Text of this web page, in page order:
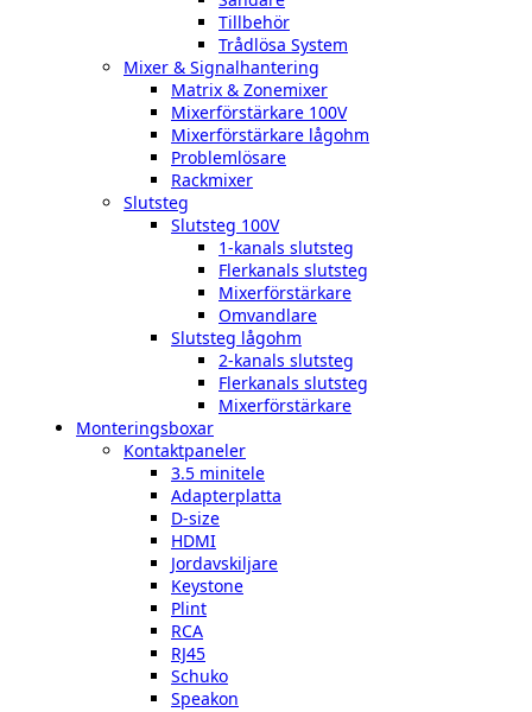
Tillbehör
Trådlösa System
Mixer & Signalhantering
Matrix & Zonemixer
Mixerförstärkare 100V
Mixerförstärkare lågohm
Problemlösare
Rackmixer
Slutsteg
Slutsteg 100V
1-kanals slutsteg
Flerkanals slutsteg
Mixerförstärkare
Omvandlare
Slutsteg lågohm
2-kanals slutsteg
Flerkanals slutsteg
Mixerförstärkare
Monteringsboxar
Kontaktpaneler
3.5 minitele
Adapterplatta
D-size
HDMI
Jordavskiljare
Keystone
Plint
RCA
RJ45
Schuko
Speakon